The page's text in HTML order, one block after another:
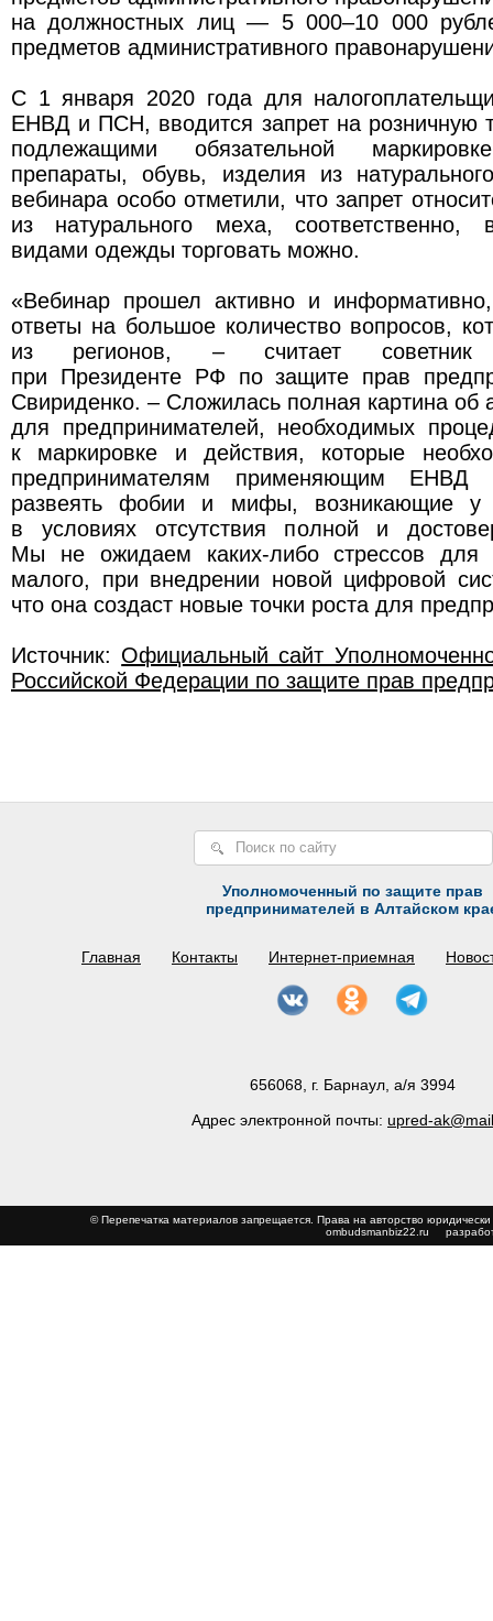
на должностных лиц — 5 000–10 000
предметов административного
С 1 января 2020 года для
ЕНВД и ПСН, вводится запрет на розничную
подлежащими обязательной
препараты, обувь, изделия из
вебинара особо отметили, что запрет
из натурального меха, соответственно,
видами одежды торговать можно.
«Вебинар прошел активно и
ответы на большое количество вопросов,
из регионов, – считает советник
при Президенте РФ по защите прав
Свириденко. – Сложилась полная картина об
для предпринимателей, необходимых
к маркировке и действия, которые
предпринимателям применяющим
развеять фобии и мифы, возникающие у
в условиях отсутствия полной и
Мы не ожидаем каких-либо стрессов для
малого, при внедрении новой цифровой
что она создаст новые точки роста для
Источник: Официальный сайт
Российской Федерации по защите прав
Уполномоченный по защите прав
предпринимателей в Алтайском
Главная Контакты Интернет-приемная
656068, г. Барнаул, а/я 3994
Адрес электронной почты: upred-
© Перепечатка материалов запрещается. Права на авторство
ombudsmanbiz22.ru